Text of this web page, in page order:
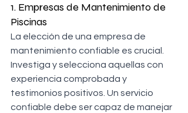
1. Empresas de Mantenimiento de
Piscinas
La elección de una empresa de
mantenimiento confiable es crucial.
Investiga y selecciona aquellas con
experiencia comprobada y
testimonios positivos. Un servicio
confiable debe ser capaz de manejar